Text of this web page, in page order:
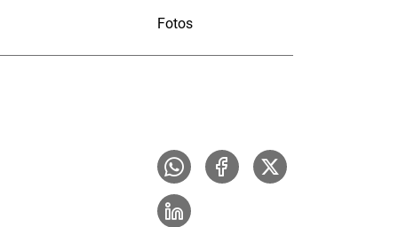
Fotos